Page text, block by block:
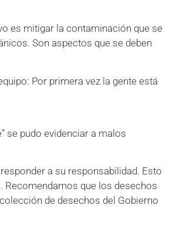
es mitigar la contaminación que se
Son aspectos que se deben
Por primera vez la gente está
se pudo evidenciar a malos
a su responsabilidad. Esto
Recomendamos que los desechos
de desechos del Gobierno